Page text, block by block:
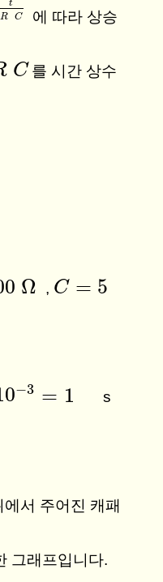
t
R
C
R C 에 따라 상승
C
C 를 시간 상수
Ω , C = 5
C= 5
−3 = 1 s
에서 주어진 캐패
그래프입니다.